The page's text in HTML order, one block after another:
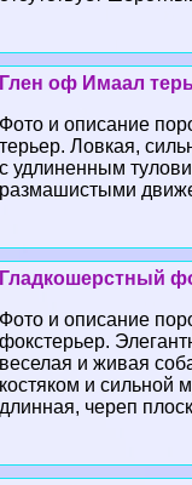
Глен оф Имаал
Фото и описание
терьер. Ловкая,
с удлиненным
размашистыми
Гладкошерстный
Фото и описание
фокстерьер.
веселая и живая
костяком и сильной
длинная, череп